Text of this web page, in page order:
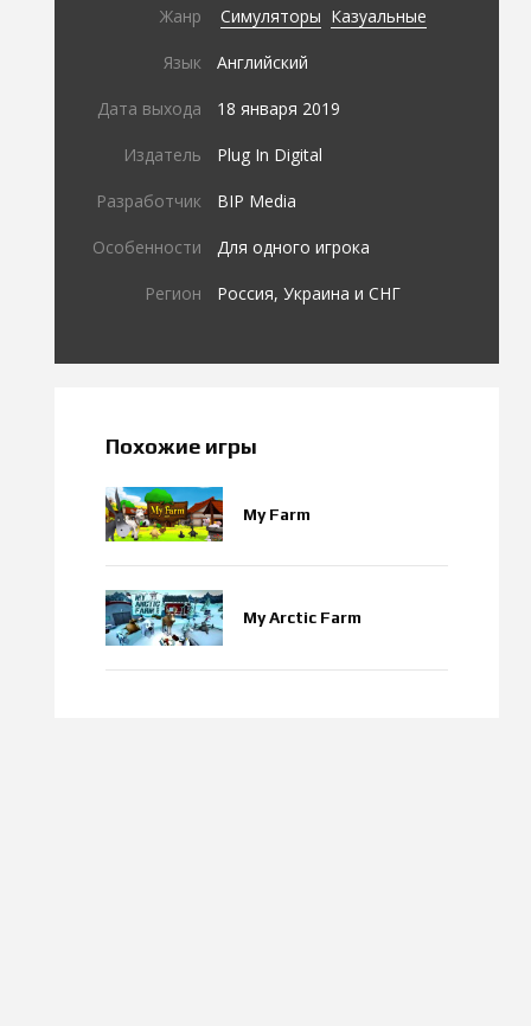
Жанр Симуляторы Казуальные
Язык Английский
Дата выхода 18 января 2019
Издатель Plug In Digital
Разработчик BIP Media
Особенности Для одного игрока
Регион Россия, Украина и СНГ
Похожие игры
My Farm
My Arctic Farm